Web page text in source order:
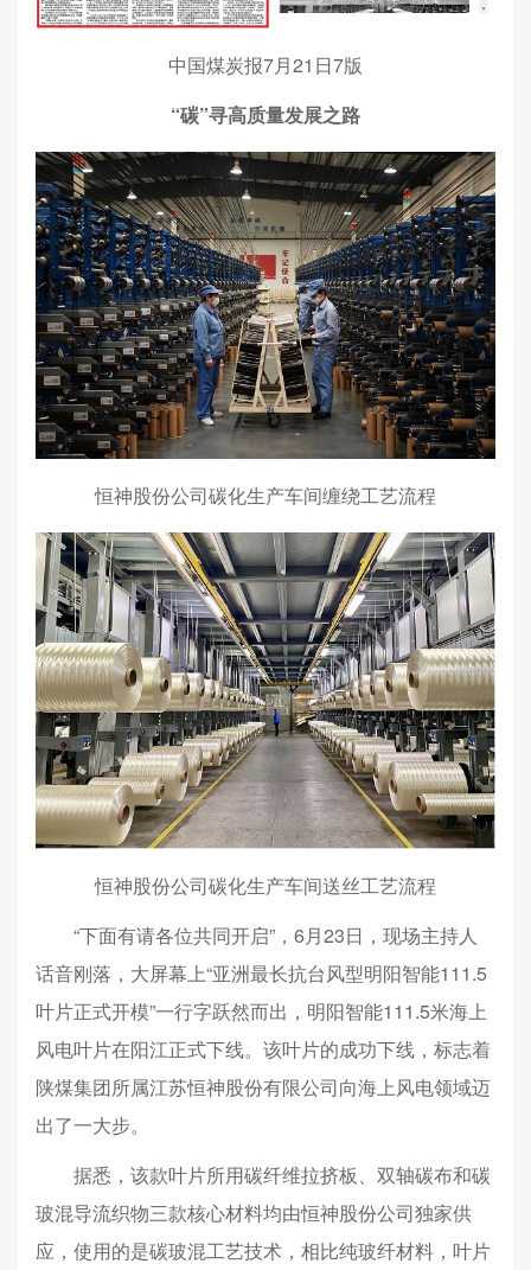
中国煤炭报7月21日7版
“碳”寻高质量发展之路
恒神股份公司碳化生产车间缠绕工艺流程
恒神股份公司碳化生产车间送丝工艺流程
“下面有请各位共同开启”，6月23日，现场主持人
话音刚落，大屏幕上“亚洲最长抗台风型明阳智能111.5
叶片正式开模”一行字跃然而出，明阳智能111.5米海上
风电叶片在阳江正式下线。该叶片的成功下线，标志着
陕煤集团所属江苏恒神股份有限公司向海上风电领域迈
出了一大步。
据悉，该款叶片所用碳纤维拉挤板、双轴碳布和碳
玻混导流织物三款核心材料均由恒神股份公司独家供
应，使用的是碳玻混工艺技术，相比纯玻纤材料，叶片